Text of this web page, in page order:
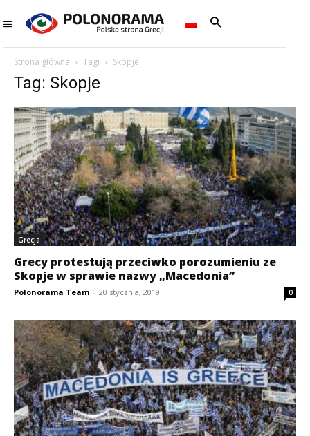
Strona główna Tagi Skopje
Tag: Skopje
Grecja
Grecy protestują przeciwko porozumieniu ze
Skopje w sprawie nazwy „Macedonia”
Polonorama Team - 20 stycznia, 2019 0